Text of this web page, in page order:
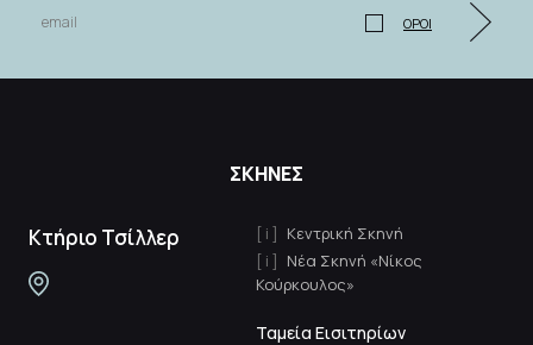
ΟΡΟΙ
ΣΚΗΝΕΣ
Κτήριο Τσίλλερ
Κεντρική Σκηνή
Νέα Σκηνή «Νίκος
Κούρκουλος»
Ταμεία Εισιτηρίων